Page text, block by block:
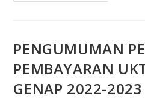
PENGUMUMAN
PEMBAYARAN
GENAP 2022-2023